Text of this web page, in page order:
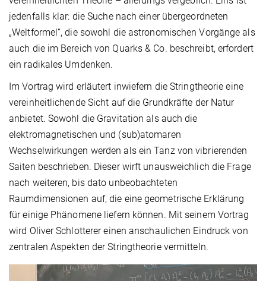
jedenfalls klar: die Suche nach einer übergeordneten
„Weltformel“, die sowohl die astronomischen Vorgänge als
auch die im Bereich von Quarks & Co. beschreibt, erfordert
ein radikales Umdenken.
Im Vortrag wird erläutert inwiefern die Stringtheorie eine
vereinheitlichende Sicht auf die Grundkräfte der Natur
anbietet. Sowohl die Gravitation als auch die
elektromagnetischen und (sub)atomaren
Wechselwirkungen werden als ein Tanz von vibrierenden
Saiten beschrieben. Dieser wirft unausweichlich die Frage
nach weiteren, bis dato unbeobachteten
Raumdimensionen auf, die eine geometrische Erklärung
für einige Phänomene liefern können. Mit seinem Vortrag
wird Oliver Schlotterer einen anschaulichen Eindruck von
zentralen Aspekten der Stringtheorie vermitteln.